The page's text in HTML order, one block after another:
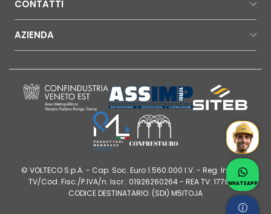
CONTATTI
AZIENDA
© VOLTECO S.p.A. - Cap. Soc. Euro 1.560.000 I.V. - Reg. Imprese
TV/Cod. Fisc./P.IVA/n. Iscr.: 01926260264 - REA TV: 177980 |
CODICE DESTINATARIO: (SDI) M5ITOJA
Mr
WHATSAPP
Chiedi